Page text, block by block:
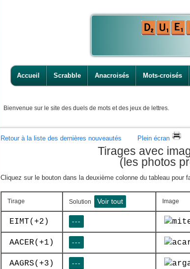
Accueil Scrabble Anacroisés Mots-croisés
Bienvenue sur le site des duels de mots et des jeux de lettres.
Retour à la liste des dernières nouveautés Plein écran
Tirages avec
(les photos
Cliquez sur le bouton dans la deuxième colonne du tableau pour
Tirage Solution Voir tout Image
EIMT(+2) ---
AACER(+1) ---
AAGRS(+3) ---